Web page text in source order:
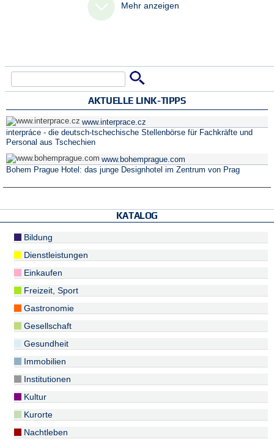
Mehr anzeigen
AKTUELLE LINK-TIPPS
www.interprace.cz
interpráce - die deutsch-tschechische Stellenbörse für Fachkräfte und
Personal aus Tschechien
www.bohemprague.com
Bohem Prague Hotel: das junge Designhotel im Zentrum von Prag
KATALOG
Bildung
Dienstleistungen
Einkaufen
Freizeit, Sport
Gastronomie
Gesellschaft
Gesundheit
Immobilien
Institutionen
Kultur
Kurorte
Nachtleben